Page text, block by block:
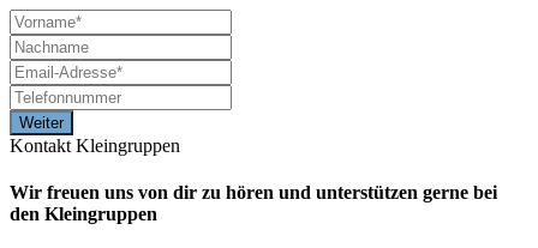
Kontakt Kleingruppen
Wir freuen uns von dir zu hören und unterstützen gerne bei
den Kleingruppen